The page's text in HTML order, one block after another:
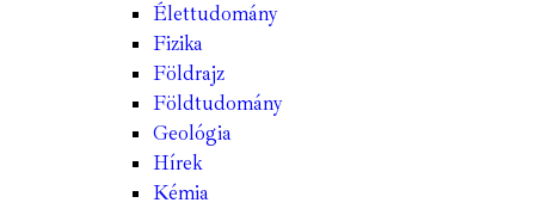
Élettudomány
Fizika
Földrajz
Földtudomány
Geológia
Hírek
Kémia